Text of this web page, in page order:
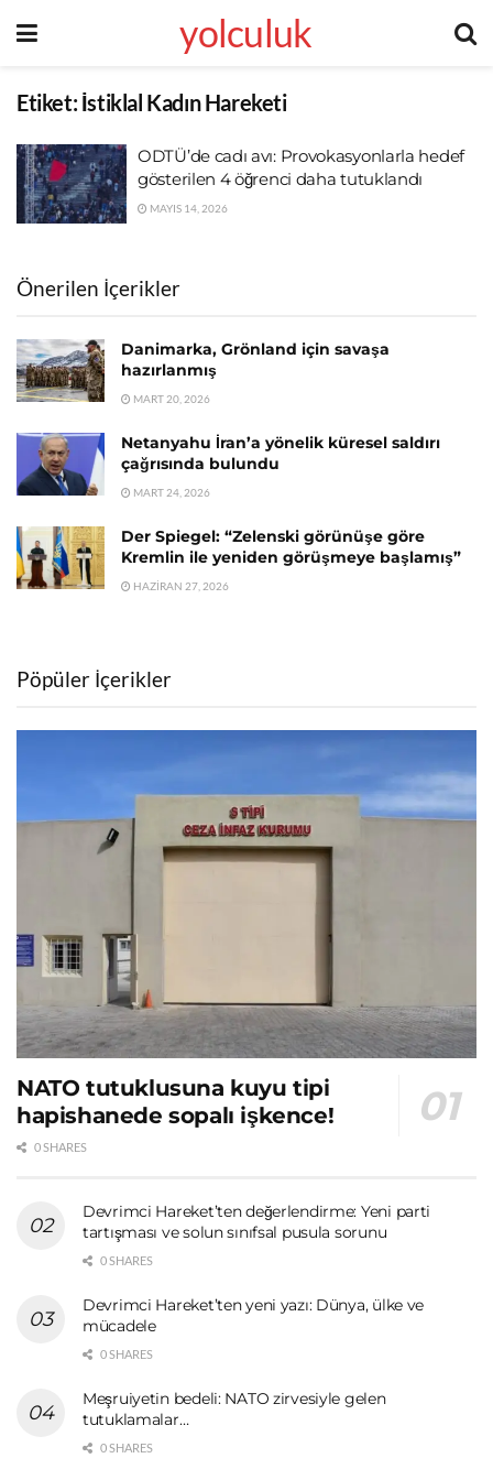
yolculuk
Etiket:İstiklal Kadın Hareketi
ODTÜ’de cadı avı: Provokasyonlarla hedef
gösterilen 4 öğrenci daha tutuklandı
MAYIS 14, 2026
Önerilen İçerikler
Danimarka, Grönland için savaşa
hazırlanmış
MART 20, 2026
Netanyahu İran’a yönelik küresel saldırı
çağrısında bulundu
MART 24, 2026
Der Spiegel: “Zelenski görünüşe göre
Kremlin ile yeniden görüşmeye başlamış”
HAZIRAN 27, 2026
Pöpüler İçerikler
NATO tutuklusuna kuyu tipi
hapishanede sopalı işkence!
0 SHARES
Devrimci Hareket’ten değerlendirme: Yeni parti
tartışması ve solun sınıfsal pusula sorunu
0 SHARES
Devrimci Hareket’ten yeni yazı: Dünya, ülke ve
mücadele
0 SHARES
Meşruiyetin bedeli: NATO zirvesiyle gelen
tutuklamalar…
0 SHARES